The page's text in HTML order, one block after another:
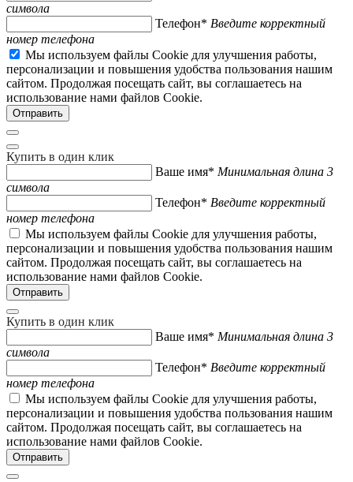
символа
Телефон* Введите корректный
номер телефона
Мы используем файлы Cookie для улучшения работы,
персонализации и повышения удобства пользования нашим
сайтом. Продолжая посещать сайт, вы соглашаетесь на
использование нами файлов Cookie.
Купить в один клик
Ваше имя* Минимальная длина 3
символа
Телефон* Введите корректный
номер телефона
Мы используем файлы Cookie для улучшения работы,
персонализации и повышения удобства пользования нашим
сайтом. Продолжая посещать сайт, вы соглашаетесь на
использование нами файлов Cookie.
Купить в один клик
Ваше имя* Минимальная длина 3
символа
Телефон* Введите корректный
номер телефона
Мы используем файлы Cookie для улучшения работы,
персонализации и повышения удобства пользования нашим
сайтом. Продолжая посещать сайт, вы соглашаетесь на
использование нами файлов Cookie.